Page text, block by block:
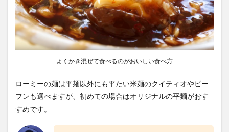
よくかき混ぜて食べるのがおいしい食べ方
ローミーの麺は平麺以外にも平たい米麺のクイティオやビー
フンも選べますが、初めての場合はオリジナルの平麺がおす
すめです。